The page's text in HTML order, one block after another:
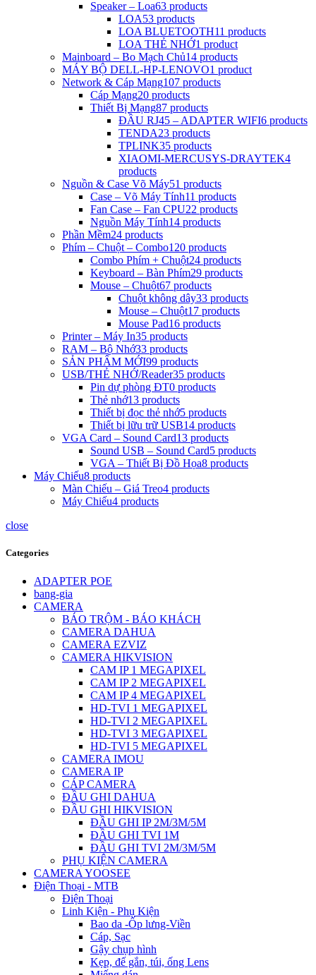
Speaker – Loa63 products
LOA53 products
LOA BLUETOOTH11 products
LOA THẺ NHỚ1 product
Mainboard – Bo Mạch Chủ14 products
MÁY BỘ DELL-HP-LENOVO1 product
Network & Cáp Mạng107 products
Cáp Mạng20 products
Thiết Bị Mạng87 products
ĐẦU RJ45 – ADAPTER WIFI6 products
TENDA23 products
TPLINK35 products
XIAOMI-MERCUSYS-DRAYTEK4
products
Nguồn & Case Võ Máy51 products
Case – Võ Máy Tính11 products
Fan Case – Fan CPU22 products
Nguồn Máy Tính14 products
Phần Mềm24 products
Phím – Chuột – Combo120 products
Combo Phím + Chuột24 products
Keyboard – Bàn Phím29 products
Mouse – Chuột67 products
Chuột không dây33 products
Mouse – Chuột17 products
Mouse Pad16 products
Printer – Máy In35 products
RAM – Bộ Nhớ33 products
SẢN PHẨM MỚI99 products
USB/THẺ NHỚ/Reader35 products
Pin dự phòng ĐT0 products
Thẻ nhớ13 products
Thiết bị đọc thẻ nhớ5 products
Thiết bị lữu trữ USB14 products
VGA Card – Sound Card13 products
Sound USB – Sound Card5 products
VGA – Thiết Bị Đồ Họa8 products
Máy Chiếu8 products
Màn Chiếu – Giá Treo4 products
Máy Chiếu4 products
close
Categories
ADAPTER POE
bang-gia
CAMERA
BÁO TRỘM - BÁO KHÁCH
CAMERA DAHUA
CAMERA EZVIZ
CAMERA HIKVISION
CAM IP 1 MEGAPIXEL
CAM IP 2 MEGAPIXEL
CAM IP 4 MEGAPIXEL
HD-TVI 1 MEGAPIXEL
HD-TVI 2 MEGAPIXEL
HD-TVI 3 MEGAPIXEL
HD-TVI 5 MEGAPIXEL
CAMERA IMOU
CAMERA IP
CÁP CAMERA
ĐẦU GHI DAHUA
ĐẦU GHI HIKVISION
ĐẦU GHI IP 2M/3M/5M
ĐẦU GHI TVI 1M
ĐẦU GHI TVI 2M/3M/5M
PHỤ KIỆN CAMERA
CAMERA YOOSEE
Điện Thoại - MTB
Điện Thoại
Linh Kiện - Phụ Kiện
Bao da -Ốp lưng-Viền
Cáp, Sạc
Gậy chụp hình
Kẹp, đế gắn, túi, ống Lens